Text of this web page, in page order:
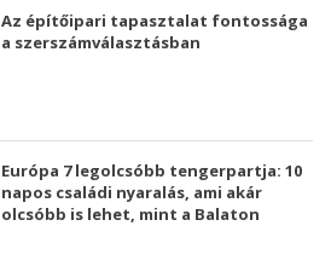
Az építőipari tapasztalat fontossága
a szerszámválasztásban
Európa 7 legolcsóbb tengerpartja: 10
napos családi nyaralás, ami akár
olcsóbb is lehet, mint a Balaton